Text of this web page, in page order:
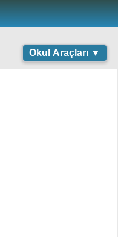
Okul Araçları ▼